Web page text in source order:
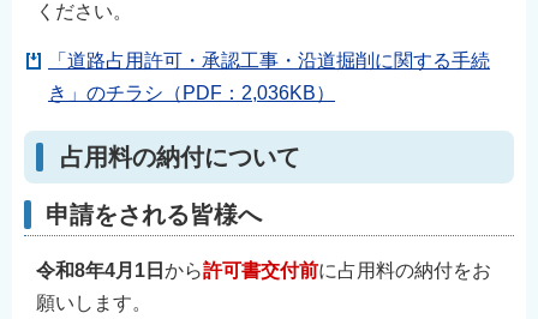
ください。
「道路占用許可・承認工事・沿道掘削に関する手続
き」のチラシ（PDF：2,036KB）
占用料の納付について
申請をされる皆様へ
令和8年4月1日 から許可書交付前に占用料の納付をお
願いします。